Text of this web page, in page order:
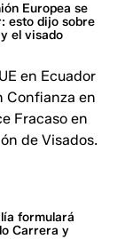
Europea se
esto dijo sobre
el visado
en Ecuador
Confianza en
Fracaso en
de Visados.
formulará
Carrera y